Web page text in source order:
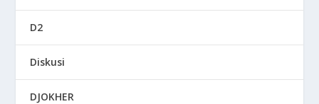
D2
Diskusi
DJOKHER